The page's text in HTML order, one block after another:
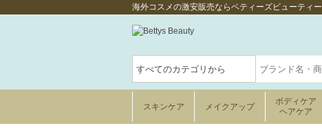
海外コスメの激安販売ならベティーズビューティー
スキンケア メイクアップ
ボディケア
ヘアケア